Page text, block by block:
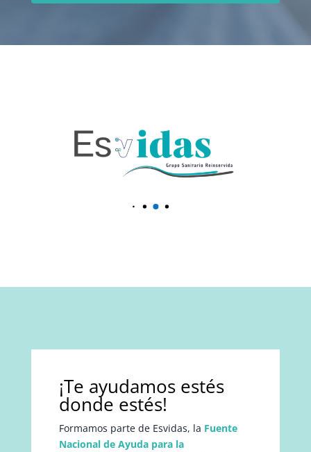
¡Te ayudamos estés
donde estés!
Formamos parte de Esvidas, la Fuente
Nacional de Ayuda para la